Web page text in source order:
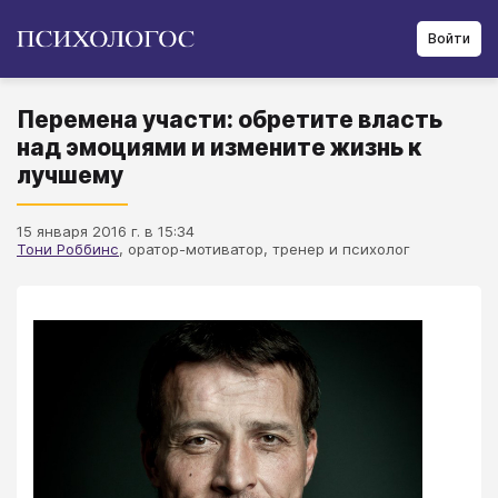
Войти
Перемена участи: обретите власть
над эмоциями и измените жизнь к
лучшему
15 января 2016 г. в 15:34
Тони Роббинс, оратор-мотиватор, тренер и психолог